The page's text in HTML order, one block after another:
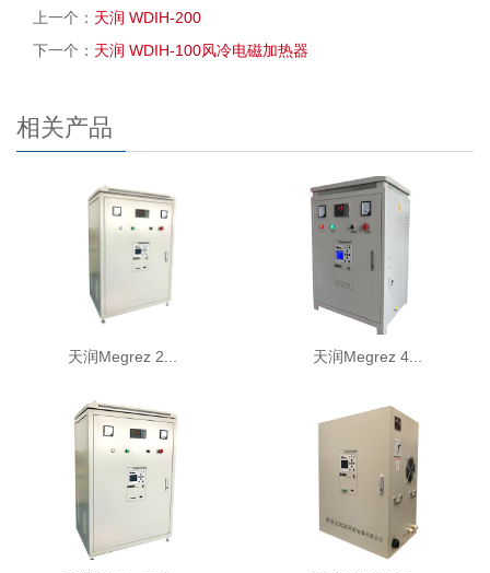
上一个： 天润 WDIH-200
下一个： 天润 WDIH-100风冷电磁加热器
相关产品
天润Megrez 2... 天润Megrez 4...